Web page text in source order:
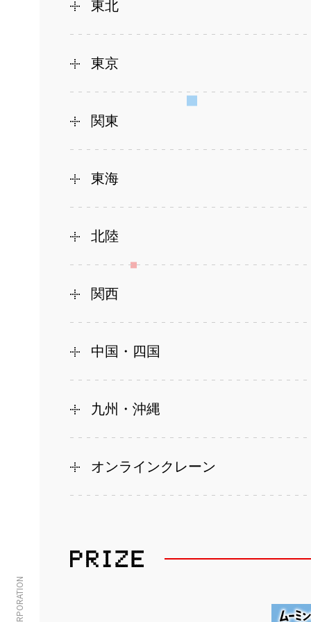
東北
東京
関東
東海
北陸
関西
中国・四国
九州・沖縄
オンラインクレーン